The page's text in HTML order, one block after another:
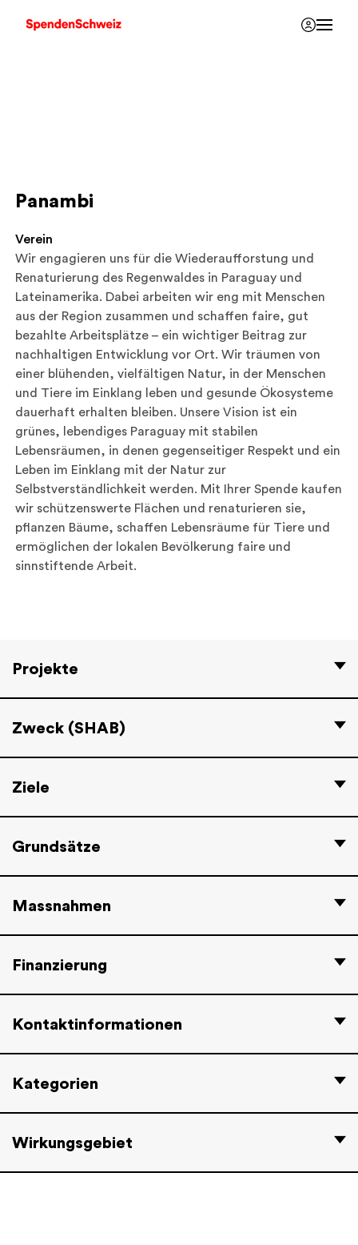
Panambi
Verein
Wir engagieren uns für die Wiederaufforstung und
Renaturierung des Regenwaldes in Paraguay und
Lateinamerika. Dabei arbeiten wir eng mit Menschen
aus der Region zusammen und schaffen faire, gut
bezahlte Arbeitsplätze – ein wichtiger Beitrag zur
nachhaltigen Entwicklung vor Ort. Wir träumen von
einer blühenden, vielfältigen Natur, in der Menschen
und Tiere im Einklang leben und gesunde Ökosysteme
dauerhaft erhalten bleiben. Unsere Vision ist ein
grünes, lebendiges Paraguay mit stabilen
Lebensräumen, in denen gegenseitiger Respekt und ein
Leben im Einklang mit der Natur zur
Selbstverständlichkeit werden. Mit Ihrer Spende kaufen
wir schützenswerte Flächen und renaturieren sie,
pflanzen Bäume, schaffen Lebensräume für Tiere und
ermöglichen der lokalen Bevölkerung faire und
sinnstiftende Arbeit.
Projekte
Zweck (SHAB)
Ziele
Grundsätze
Massnahmen
Finanzierung
Kontaktinformationen
Kategorien
Wirkungsgebiet